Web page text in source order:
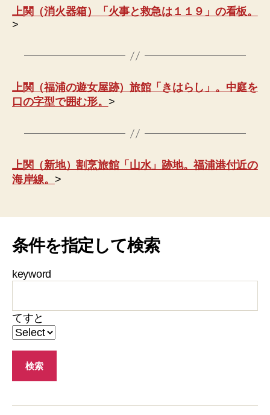
上関（消火器箱）「火事と救急は１１９」の看板。
>
上関（福浦の遊女屋跡）旅館「きはらし」。中庭を
口の字型で囲む形。 >
上関（新地）割烹旅館「山水」跡地。福浦港付近の
海岸線。 >
条件を指定して検索
keyword
てすと